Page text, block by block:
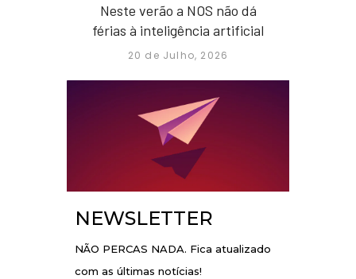
Neste verão a NOS não dá
férias à inteligência artificial
20 de Julho, 2026
NEWSLETTER
NÃO PERCAS NADA. Fica atualizado
com as últimas notícias!